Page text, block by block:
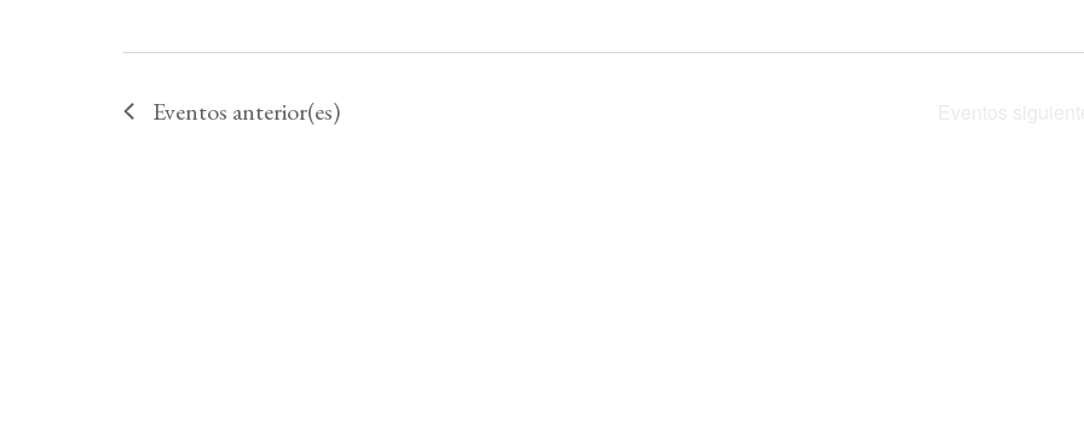
Eventos anterior(es)